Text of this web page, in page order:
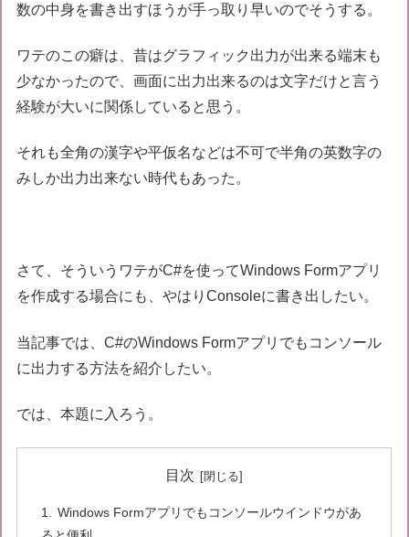
数の中身を書き出すほうが手っ取り早いのでそうする。
ワテのこの癖は、昔はグラフィック出力が出来る端末も
少なかったので、画面に出力出来るのは文字だけと言う
経験が大いに関係していると思う。
それも全角の漢字や平仮名などは不可で半角の英数字の
みしか出力出来ない時代もあった。
さて、そういうワテがC#を使ってWindows Formアプリ
を作成する場合にも、やはりConsoleに書き出したい。
当記事では、C#のWindows Formアプリでもコンソール
に出力する方法を紹介したい。
では、本題に入ろう。
目次
Windows Formアプリでもコンソールウインドウがあ